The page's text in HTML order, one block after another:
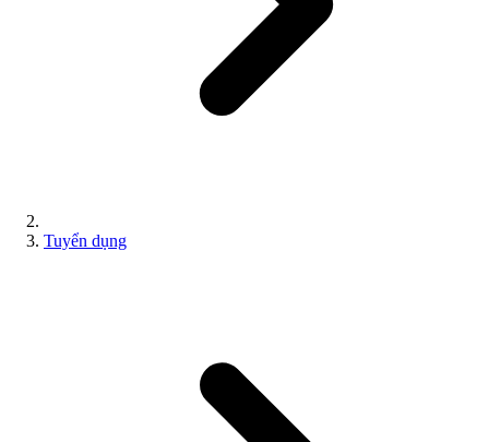
Tuyển dụng